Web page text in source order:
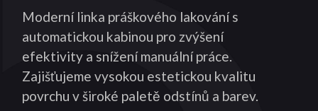
Moderní linka práškového lakování s
automatickou kabinou pro zvýšení
efektivity a snížení manuální práce.
Zajišťujeme vysokou estetickou kvalitu
povrchu v široké paletě odstínů a barev.